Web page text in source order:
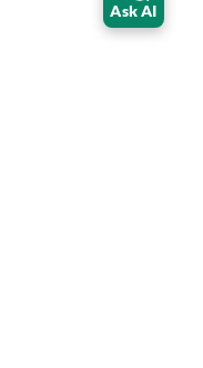
Ask AI